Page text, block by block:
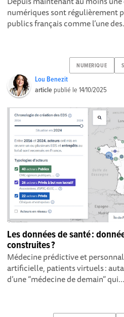
numériques sont régulièrement
publics français comme l’une
NUMERIQUE
Lou Benezit
article publié le14/10/2025
Les données de santé :
construites ?
Médecine prédictive et
artificielle, patients virtuels :
d’une “médecine de demain” qui...